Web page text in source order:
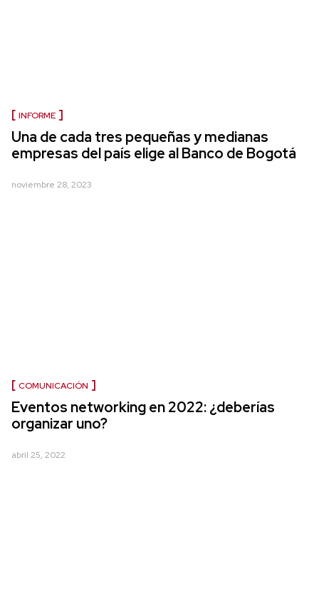
INFORME
Una de cada tres pequeñas y medianas
empresas del país elige al Banco de Bogotá
noviembre 28, 2023
COMUNICACIÓN
Eventos networking en 2022: ¿deberías
organizar uno?
abril 25, 2022